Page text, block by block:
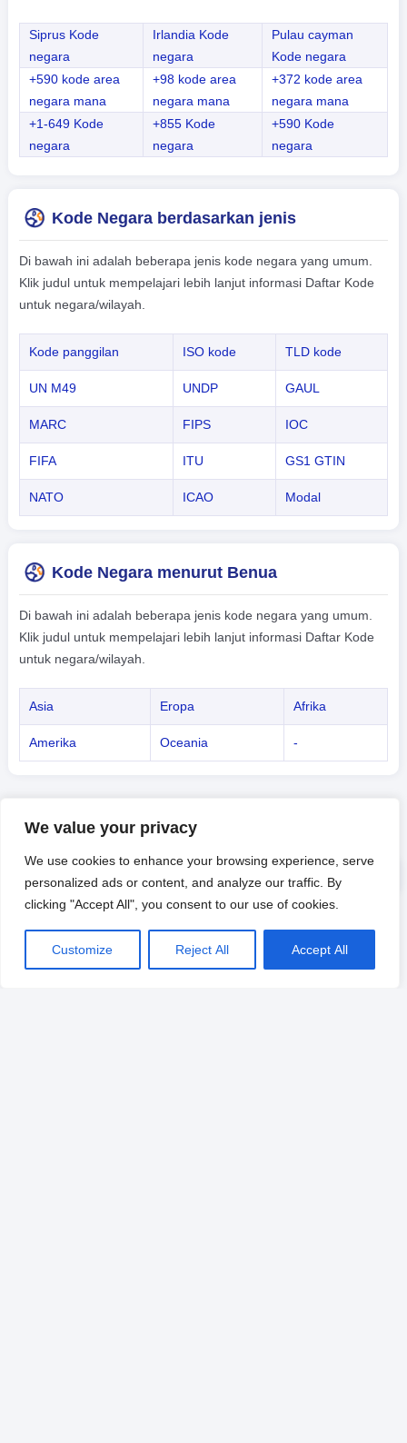
We value your privacy
We use cookies to enhance your browsing experience, serve
personalized ads or content, and analyze our traffic. By
clicking "Accept All", you consent to our use of cookies.
Customize Reject All Accept All
Siprus Kode
negara
Irlandia Kode
negara
Pulau cayman
Kode negara
+590 kode area
negara mana
+98 kode area
negara mana
+372 kode area
negara mana
+1-649 Kode
negara
+855 Kode
negara
+590 Kode
negara
Kode Negara berdasarkan jenis
Di bawah ini adalah beberapa jenis kode negara yang umum.
Klik judul untuk mempelajari lebih lanjut informasi Daftar Kode
untuk negara/wilayah.
Kode panggilan ISO kode TLD kode
UN M49 UNDP GAUL
MARC FIPS IOC
FIFA ITU GS1 GTIN
NATO ICAO Modal
Kode Negara menurut Benua
Di bawah ini adalah beberapa jenis kode negara yang umum.
Klik judul untuk mempelajari lebih lanjut informasi Daftar Kode
untuk negara/wilayah.
Asia Eropa Afrika
Amerika Oceania -